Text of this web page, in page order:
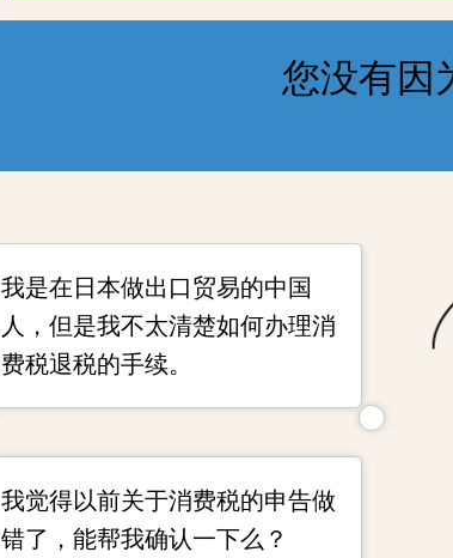
您没有因
我是在日本做出口贸易的中国
人，但是我不太清楚如何办理消
费税退税的手续。
我觉得以前关于消费税的申告做
错了，能帮我确认一下么？